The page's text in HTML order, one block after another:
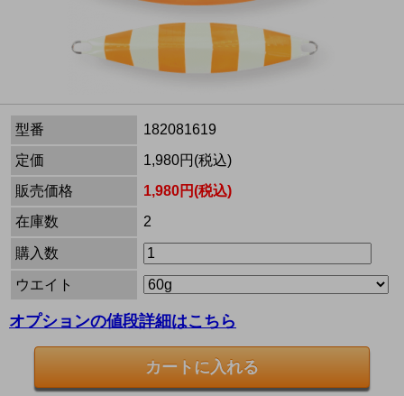
型番
182081619
定価
1,980円(税込)
販売価格
1,980円(税込)
在庫数
2
購入数
ウエイト
オプションの値段詳細はこちら